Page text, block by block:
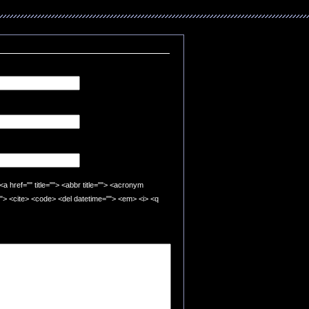
href="" title=""> <abbr title=""> <acronym
<cite> <code> <del datetime=""> <em> <i> <q